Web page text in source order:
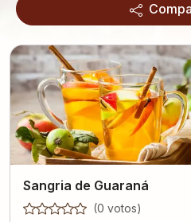
Sangria de Guaraná
(0 votos)